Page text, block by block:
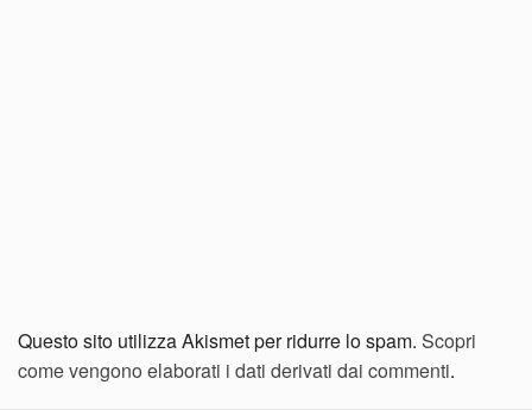
Questo sito utilizza Akismet per ridurre lo spam. Scopri
come vengono elaborati i dati derivati dai commenti.